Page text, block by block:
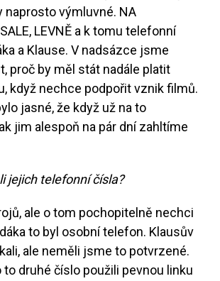
naprosto výmluvné. NA
LEVNĚ a k tomu telefonní
a Klause. V nadsázce jsme
proč by měl stát nadále platit
když nechce podpořit vznik filmů.
jasné, že když už na to
jim alespoň na pár dní zahltíme
jejich telefonní čísla?
ale o tom pochopitelně nechci
to byl osobní telefon. Klausův
ale neměli jsme to potvrzené.
to druhé číslo použili pevnou linku